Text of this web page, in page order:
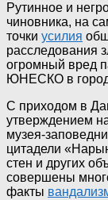
Рутинное и
чиновника, на
точки усилия
расследования
огромный вред
ЮНЕСКО в
С приходом в
утверждением
музея-
цитадели
стен и других
совершены
факты